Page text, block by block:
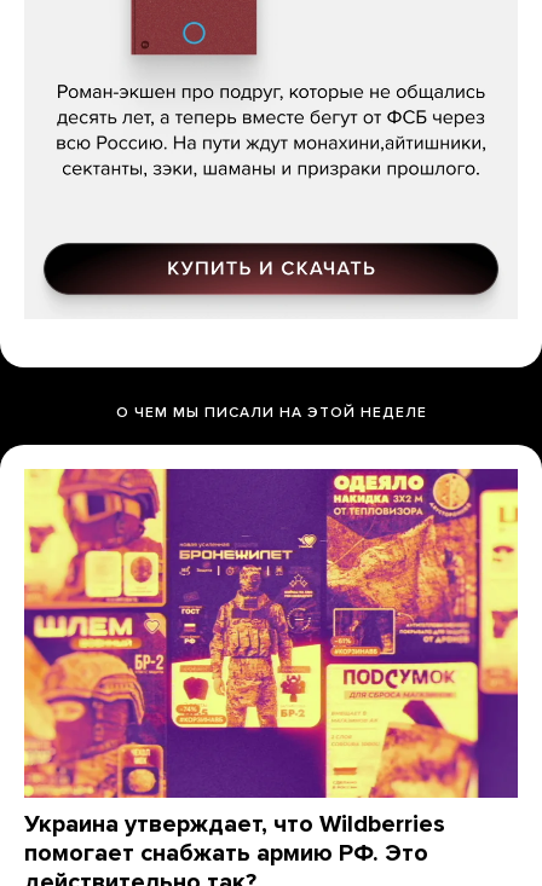
Кира Ярмыш, «Тут недалеко»
О ЧЕМ МЫ ПИСАЛИ НА ЭТОЙ НЕДЕЛЕ
Украина утверждает, что Wildberries
помогает снабжать армию РФ. Это